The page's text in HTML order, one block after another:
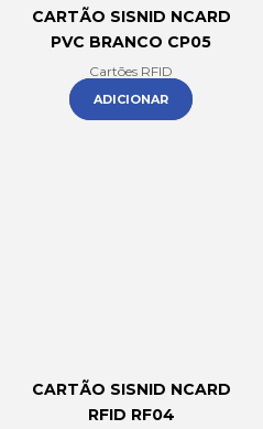
CARTÃO SISNID NCARD
PVC BRANCO CP05
Cartões RFID
ADICIONAR
CARTÃO SISNID NCARD
RFID RF04